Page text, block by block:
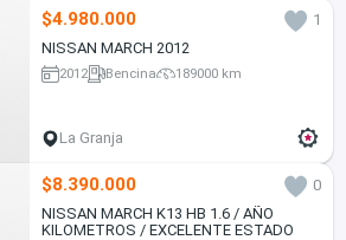
$4.980.000
1
NISSAN MARCH 2012
2012 Bencina 189000 km
La Granja
$8.390.000
0
NISSAN MARCH K13 HB 1.6 / AÑO
KILOMETROS / EXCELENTE ESTADO